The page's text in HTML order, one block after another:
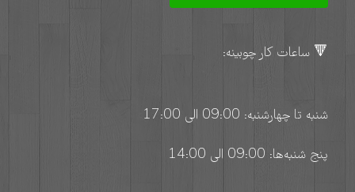
🔻 ساعات کار چوبینه:
شنبه تا چهارشنبه: 09:00 الی 17:00
پنج شنبه‌ها: 09:00 الی 14:00